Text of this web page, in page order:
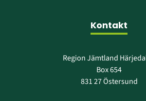
Kontakt
Region Jämtland
Box 654
831 27 Östersund